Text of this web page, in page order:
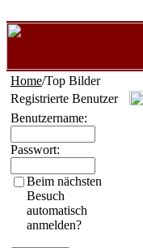
Home/Top Bilder
Registrierte Benutzer
Benutzername:
Passwort:
Beim nächsten
Besuch
automatisch
anmelden?